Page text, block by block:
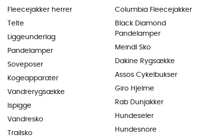
Fleecejakker herrer
Telte
Liggeunderlag
Pandelamper
Soveposer
Kogeapparater
Vandrerygsække
Ispigge
Vandresko
Trailsko
Columbia Fleecejakker
Black Diamond
Pandelamper
Meindl Sko
Dakine Rygsække
Assos Cykelbukser
Giro Hjelme
Rab Dunjakker
Hundeseler
Hundesnore